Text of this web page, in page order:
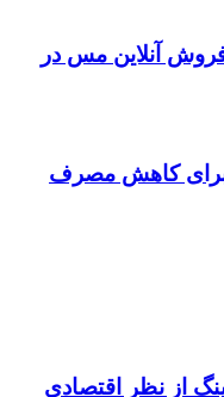
آنلاین مس در
برای کاهش مصرف
از نظر اقتصادی